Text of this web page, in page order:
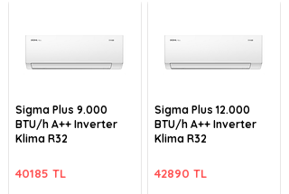
Sigma Plus 9.000
BTU/h A++ Inverter
Klima R32
40185 TL
Sigma Plus 12.000
BTU/h A++ Inverter
Klima R32
42890 TL